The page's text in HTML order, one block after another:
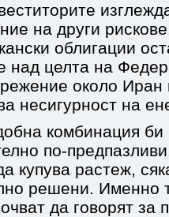
на други
облигации
над целта на
около Иран
несигурност на
комбинация би
по-
купува растеж,
решени. Именно
да говорят за